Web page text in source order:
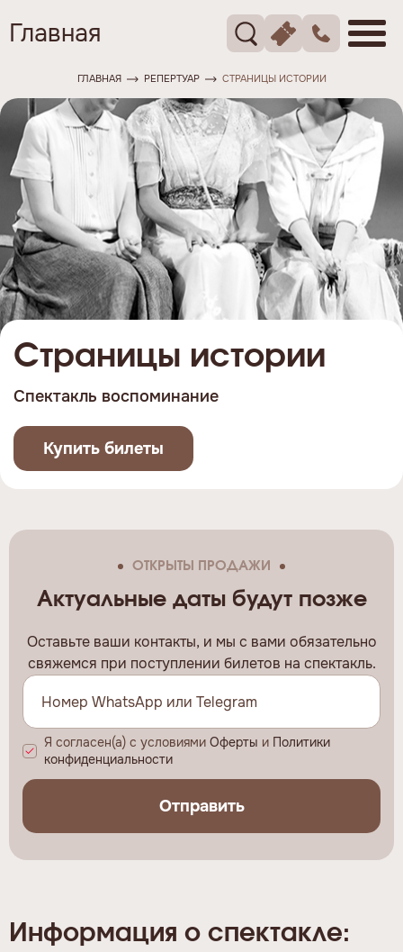
Главная
ГЛАВНАЯ РЕПЕРТУАР СТРАНИЦЫ ИСТОРИИ
Страницы истории
Спектакль воспоминание
Купить билеты
ОТКРЫТЫ ПРОДАЖИ
Актуальные даты будут позже
Оставьте ваши контакты, и мы c вами обязательно
свяжемся при поступлении билетов на спектакль.
Отправить
Я согласен(а) с условиями Оферты и Политики
конфиденциальности
Информация о спектакле: